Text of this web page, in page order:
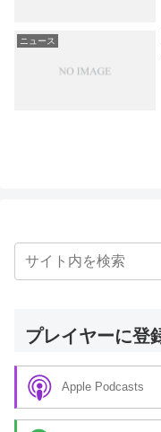
ニュース
プレイヤーに登
Apple Podcasts